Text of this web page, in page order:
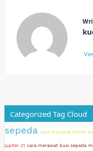
Categorized Tag Cloud
sepeda cara merawat shock
jupiter z1 cara merawat busi sepeda